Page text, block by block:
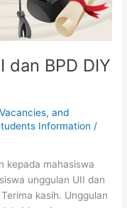
dan BPD DIY
and
Information /
kepada mahasiswa
unggulan UII dan
kasih. Unggulan